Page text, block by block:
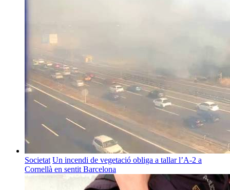
Societat Un incendi de vegetació obliga a tallar l’A-2 a
Cornellà en sentit Barcelona